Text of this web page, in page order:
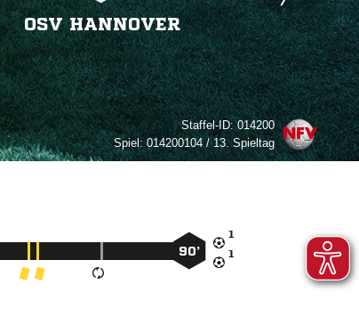
OSV HANNOVER
Staffel-ID:014200
Spiel:014200104 / 13. Spieltag


90’